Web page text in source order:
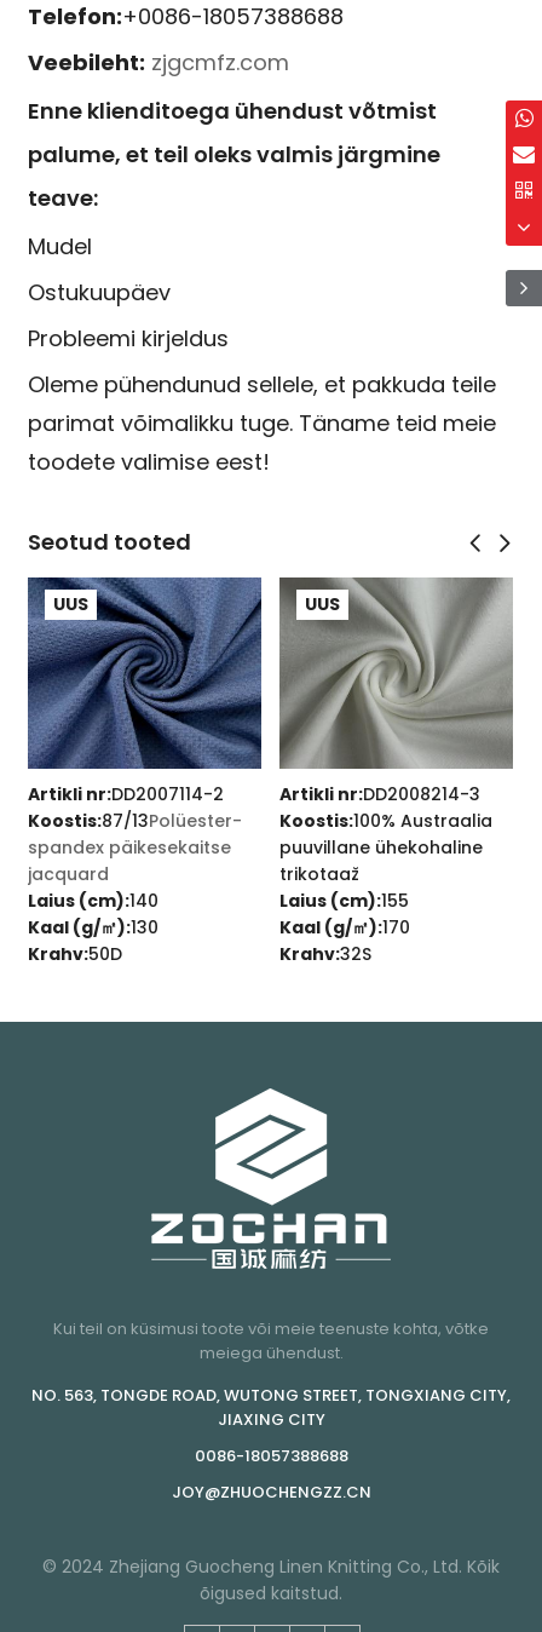
Telefon:+0086-18057388688
Veebileht: zjgcmfz.com
Enne klienditoega ühendust võtmist
palume, et teil oleks valmis järgmine
teave:
Mudel
Ostukuupäev
Probleemi kirjeldus
Oleme pühendunud sellele, et pakkuda teile
parimat võimalikku tuge. Täname teid meie
toodete valimise eest!
Seotud tooted
UUS
Artikli nr:DD2007114-2
Koostis:87/13Polüester-
spandex päikesekaitse
jacquard
Laius (cm):140
Kaal (g/㎡):130
Krahv:50D
UUS
Artikli nr:DD2008214-3
Koostis:100% Austraalia
puuvillane ühekohaline
trikotaaž
Laius (cm):155
Kaal (g/㎡):170
Krahv:32S
Kui teil on küsimusi toote või meie teenuste kohta, võtke
meiega ühendust.
NO. 563, TONGDE ROAD, WUTONG STREET, TONGXIANG CITY,
JIAXING CITY
0086-18057388688
JOY@ZHUOCHENGZZ.CN
© 2024 Zhejiang Guocheng Linen Knitting Co., Ltd. Kõik
õigused kaitstud.